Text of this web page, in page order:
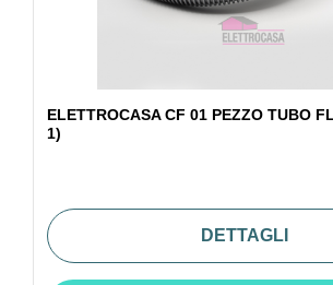
ELETTROCASA CF 01 PEZZO TUBO
1)
DETTAGLI